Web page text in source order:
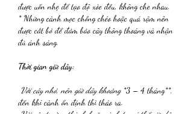
được uốn nhẹ để tạo độ xòe đều, không che nhau.
* Những cành mọc chồng chéo hoặc quá rậm nên
được cắt bỏ để đảm bảo cây thông thoáng và nhận
đủ ánh sáng.
Thời gian giữ dây:
Với cây nhỏ, nên giữ dây khoảng *3 – 4 tháng**,
đến khi cành ổn định thì tháo ra.